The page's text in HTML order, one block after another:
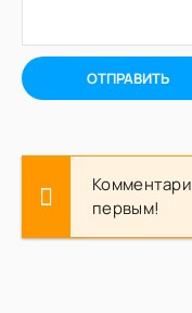
ОТПРАВИТЬ
первым!